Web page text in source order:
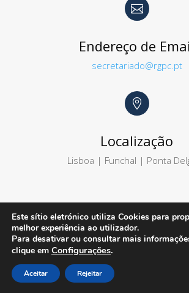

Endereço de
secretariado@rgpc.pt

Localização
Lisboa | Funchal | Ponta
© Audiqcer 2024|Política de
Dados
Este sítio eletrónico utiliza Cookies para
melhor experiência ao utilizador.
Para desativar ou consultar mais
clique em Configurações.
Aceitar Rejeitar